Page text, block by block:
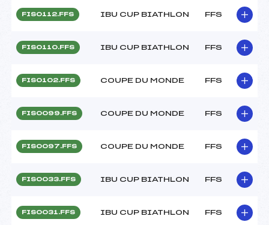
FIS0112.FFS IBU CUP BIATHLON FFS
FIS0110.FFS IBU CUP BIATHLON FFS
FIS0102.FFS COUPE DU MONDE FFS
FIS0099.FFS COUPE DU MONDE FFS
FIS0097.FFS COUPE DU MONDE FFS
FIS0033.FFS IBU CUP BIATHLON FFS
FIS0031.FFS IBU CUP BIATHLON FFS